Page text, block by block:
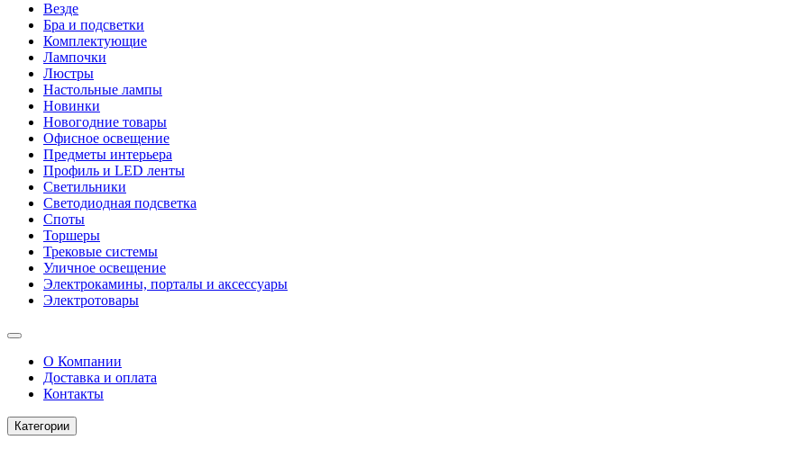
Везде
Бра и подсветки
Комплектующие
Лампочки
Люстры
Настольные лампы
Новинки
Новогодние товары
Офисное освещение
Предметы интерьера
Профиль и LED ленты
Светильники
Светодиодная подсветка
Споты
Торшеры
Трековые системы
Уличное освещение
Электрокамины, порталы и аксессуары
Электротовары
О Компании
Доставка и оплата
Контакты
Категории